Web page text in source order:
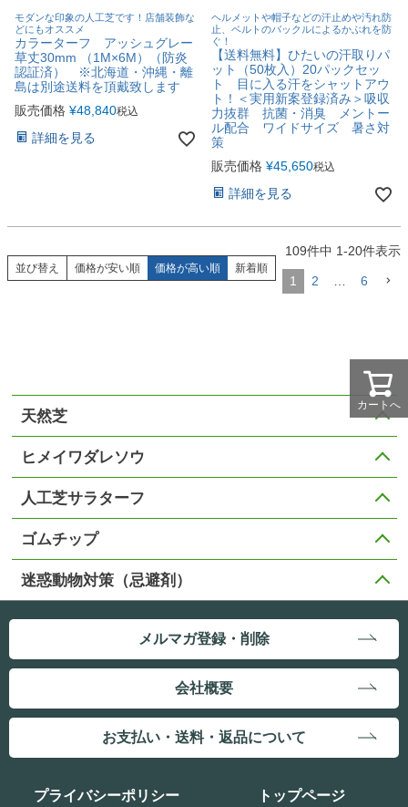
モダンな印象の人工芝です！店舗装飾な
どにもオススメ
カラーターフ アッシュグレー
草丈30mm （1M×6M）（防炎
認証済） ※北海道・沖縄・離
島は別途送料を頂戴致します
販売価格 ¥48,840税込
詳細を見る
ヘルメットや帽子などの汗止めや汚れ防
止、ベルトのバックルによるかぶれを防
ぐ！
【送料無料】ひたいの汗取りパ
ット（50枚入）20パックセッ
ト 目に入る汗をシャットアウ
ト！＜実用新案登録済み＞吸収
力抜群 抗菌・消臭 メントー
ル配合 ワイドサイズ 暑さ対
策
販売価格 ¥45,650税込
詳細を見る
並び替え 価格が安い順 価格が高い順 新着順
109件中 1-20件表示
1 2 … 6
カートへ
天然芝
ヒメイワダレソウ
人工芝サラターフ
ゴムチップ
迷惑動物対策（忌避剤）
メルマガ登録・削除
会社概要
お支払い・送料・返品について
プライバシーポリシー トップページ